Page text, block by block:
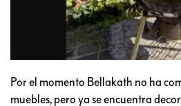
Por el momento Bellakath no ha
muebles, pero ya se encuentra